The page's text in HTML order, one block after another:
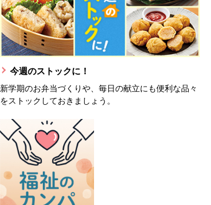
今週のストックに！
新学期のお弁当づくりや、毎日の献立にも便利な品々
をストックしておきましょう。